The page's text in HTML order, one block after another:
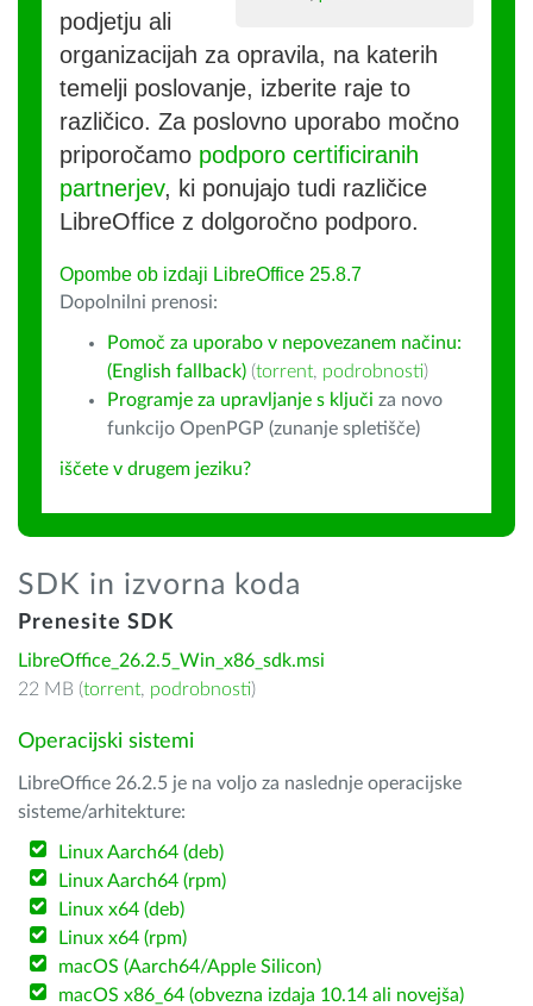
podjetju ali
organizacijah za opravila, na katerih
temelji poslovanje, izberite raje to
različico. Za poslovno uporabo močno
priporočamo podporo certificiranih
partnerjev, ki ponujajo tudi različice
LibreOffice z dolgoročno podporo.
Opombe ob izdaji LibreOffice 25.8.7
Dopolnilni prenosi:
Pomoč za uporabo v nepovezanem načinu:
(English fallback) (torrent, podrobnosti)
Programje za upravljanje s ključi za novo
funkcijo OpenPGP (zunanje spletišče)
iščete v drugem jeziku?
SDK in izvorna koda
Prenesite SDK
LibreOffice_26.2.5_Win_x86_sdk.msi
22 MB (torrent, podrobnosti)
Operacijski sistemi
LibreOffice 26.2.5 je na voljo za naslednje operacijske
sisteme/arhitekture:
Linux Aarch64 (deb)
Linux Aarch64 (rpm)
Linux x64 (deb)
Linux x64 (rpm)
macOS (Aarch64/Apple Silicon)
macOS x86_64 (obvezna izdaja 10.14 ali novejša)